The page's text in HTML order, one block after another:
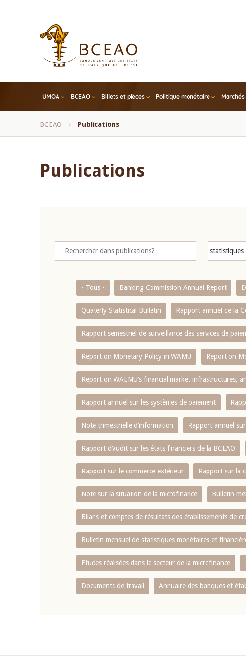
UMOA BCEAO Billets et pièces Politique monétaire Marchés
Fil
BCEAO Publications
Publications
- Tous - Banking Commission Annual Report
Quaterly Statistical Bulletin Rapport annuel de la
Rapport semestriel de surveillance des services de
Report on Monetary Policy in WAMU Report on
Report on WAEMU’s financial market infrastructures,
Rapport annuel sur les systèmes de paiement
Note trimestrielle d‘information Rapport annuel
Rapport d‘audit sur les états financiers de la BCEAO
Rapport sur le commerce extérieur Rapport sur la
Note sur la situation de la microfinance Bulletin
Bilans et comptes de résultats des établissements de
Bulletin mensuel de statistiques monétaires et
Etudes réalisées dans le secteur de la microfinance
Documents de travail Annuaire des banques et